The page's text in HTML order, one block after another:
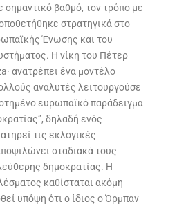
βαθμό, τον τρόπο με
στρατηγικά στο
Ένωσης και του
Η νίκη του Πέτερ
ανατρέπει ένα μοντέλο
αναλυτές λειτουργούσε
ευρωπαϊκό παράδειγμα
δηλαδή ενός
τις εκλογικές
σταδιακά τους
δημοκρατίας. Η
καθίσταται ακόμη
υπόψη ότι ο ίδιος ο Όρμπαν